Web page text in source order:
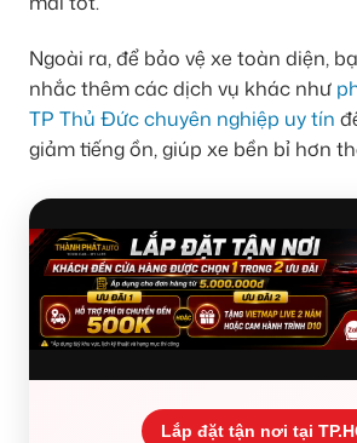
Ngoài ra, để bảo vệ xe toàn diện,
nhắc thêm các dịch vụ khác như
TP Thủ Đức chuyên nghiệp uy tín
giảm tiếng ồn, giúp xe bền bỉ hơn
Lắp đặt tận nơi tại